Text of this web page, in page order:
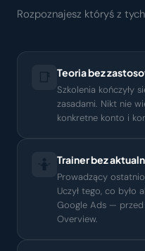
Rozpoznajesz któryś z
Teoria bez
Szkolenia kończyły
zasadami. Nikt nie
konkretne konto i
Trainer bez
Prowadzący
Uczył tego, co było
Google Ads — przed
Overview.